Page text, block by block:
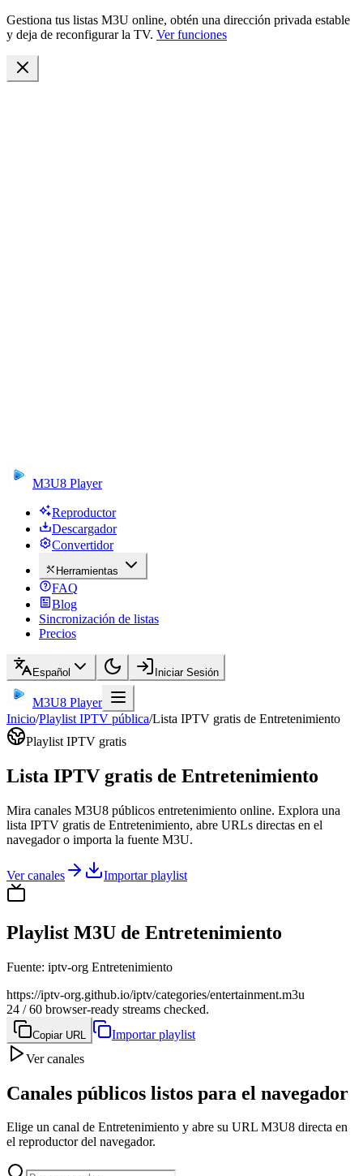
Gestiona tus listas M3U online, obtén una dirección privada estable
y deja de reconfigurar la TV. Ver funciones
M3U8 Player
Reproductor
Descargador
Convertidor
Herramientas
FAQ
Blog
Sincronización de listas
Precios
Español Iniciar Sesión
M3U8 Player
Inicio/Playlist IPTV pública/Lista IPTV gratis de Entretenimiento
Playlist IPTV gratis
Lista IPTV gratis de Entretenimiento
Mira canales M3U8 públicos entretenimiento online. Explora una
lista IPTV gratis de Entretenimiento, abre URLs directas en el
navegador o importa la fuente M3U.
Ver canales Importar playlist
Playlist M3U de Entretenimiento
Fuente: iptv-org Entretenimiento
https://iptv-org.github.io/iptv/categories/entertainment.m3u
24 / 60 browser-ready streams checked.
Copiar URL
Importar playlist
Ver canales
Canales públicos listos para el navegador
Elige un canal de Entretenimiento y abre su URL M3U8 directa en
el reproductor del navegador.